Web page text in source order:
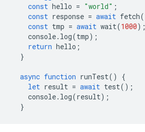
const hello = "world" ;
const response = await fetch(
const tmp = await wait(1000);
console. log(tmp);
return hello ;
}
async function runTest()
{
let result = await test();
console. log(result);
}